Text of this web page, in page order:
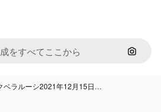
画像で
ベラルーシ2021年12月15日…